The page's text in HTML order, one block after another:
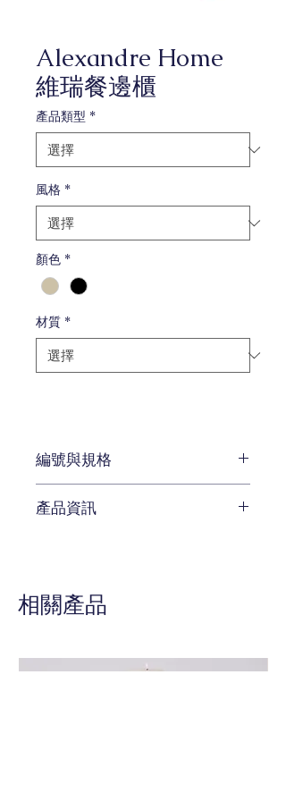
Alexandre Home
維瑞餐邊櫃
產品類型 *
風格 *
顏色 *
材質 *
編號與規格
編號 D591-575
產品資訊
相關產品